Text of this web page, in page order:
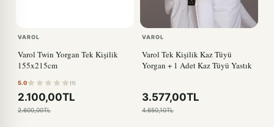
VAROL
Varol Twin Yorgan Tek Kişilik
155x215cm
5.0 (1)
2.100,00TL
2.600,00TL
VAROL
Varol Tek Kişilik Kaz Tüyü
Yorgan + 1 Adet Kaz Tüyü Yastık
3.577,00TL
4.650,10TL